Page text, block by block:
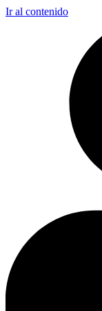
Ir al contenido